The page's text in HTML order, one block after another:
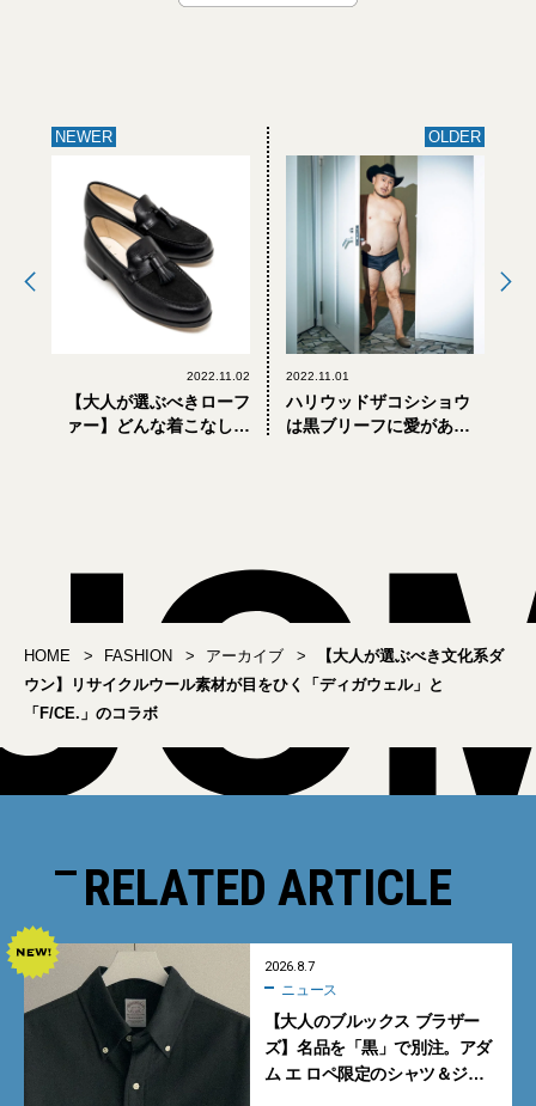
NEWER
2022.11.02
【大人が選ぶべきローフ
ァー】どんな着こなしに
OLDER
2022.11.01
ハリウッドザコシショウ
は黒ブリーフに愛がある
HOME FASHION アーカイブ
【大人が選ぶべき文化系ダ
ウン】リサイクルウール素材が目をひく「ディガウェル」と
「F/CE.」のコラボ
RELATED ARTICLE
2026.8.7
ニュース
【大人のブルックス ブラザー
ズ】名品を「黒」で別注。アダ
ム エ ロペ限定のシャツ＆ジャ